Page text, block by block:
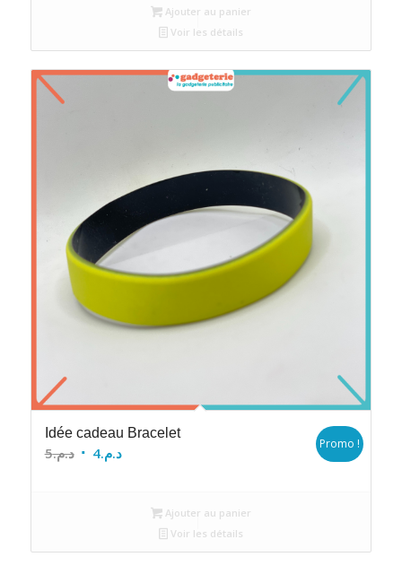
Ajouter au panier
Voir les détails
Idée cadeau Bracelet
د.م.5
Le
د.م.4
Le
Promo !
Ajouter au panier
Voir les détails